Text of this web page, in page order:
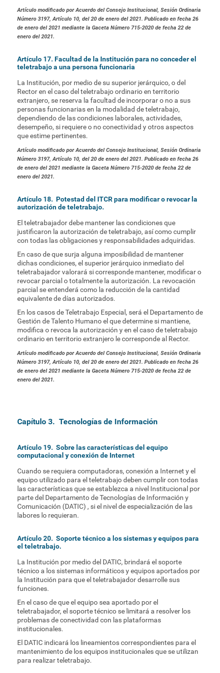
Artículo modificado por Acuerdo del Consejo Institucional, Sesión Ordinaria
Número 3197, Artículo 10, del 20 de enero del 2021. Publicado en fecha 26
de enero del 2021 mediante la Gaceta Número 715-2020 de fecha 22 de
enero del 2021.
Artículo 17. Facultad de la Institución para no conceder el
teletrabajo a una persona funcionaria
La Institución, por medio de su superior jerárquico, o del
Rector en el caso del teletrabajo ordinario en territorio
extranjero, se reserva la facultad de incorporar o no a sus
personas funcionarias en la modalidad de teletrabajo,
dependiendo de las condiciones laborales, actividades,
desempeño, si requiere o no conectividad y otros aspectos
que estime pertinentes.
Artículo modificado por Acuerdo del Consejo Institucional, Sesión Ordinaria
Número 3197, Artículo 10, del 20 de enero del 2021. Publicado en fecha 26
de enero del 2021 mediante la Gaceta Número 715-2020 de fecha 22 de
enero del 2021.
Artículo 18. Potestad del ITCR para modificar o revocar la
autorización de teletrabajo.
El teletrabajador debe mantener las condiciones que
justificaron la autorización de teletrabajo, así como cumplir
con todas las obligaciones y responsabilidades adquiridas.
En caso de que surja alguna imposibilidad de mantener
dichas condiciones, el superior jerárquico inmediato del
teletrabajador valorará si corresponde mantener, modificar o
revocar parcial o totalmente la autorización. La revocación
parcial se entenderá como la reducción de la cantidad
equivalente de días autorizados.
En los casos de Teletrabajo Especial, será el Departamento de
Gestión de Talento Humano el que determine si mantiene,
modifica o revoca la autorización y en el caso de teletrabajo
ordinario en territorio extranjero le corresponde al Rector.
Artículo modificado por Acuerdo del Consejo Institucional, Sesión Ordinaria
Número 3197, Artículo 10, del 20 de enero del 2021. Publicado en fecha 26
de enero del 2021 mediante la Gaceta Número 715-2020 de fecha 22 de
enero del 2021.
Capítulo 3. Tecnologías de Información
Artículo 19. Sobre las características del equipo
computacional y conexión de Internet
Cuando se requiera computadoras, conexión a Internet y el
equipo utilizado para el teletrabajo deben cumplir con todas
las características que se establezca a nivel Institucional por
parte del Departamento de Tecnologías de Información y
Comunicación (DATIC) , si el nivel de especialización de las
labores lo requieran.
Artículo 20. Soporte técnico a los sistemas y equipos para
el teletrabajo.
La Institución por medio del DATIC, brindará el soporte
técnico a los sistemas informáticos y equipos aportados por
la Institución para que el teletrabajador desarrolle sus
funciones.
En el caso de que el equipo sea aportado por el
teletrabajador, el soporte técnico se limitará a resolver los
problemas de conectividad con las plataformas
institucionales.
El DATIC indicará los lineamientos correspondientes para el
mantenimiento de los equipos institucionales que se utilizan
para realizar teletrabajo.